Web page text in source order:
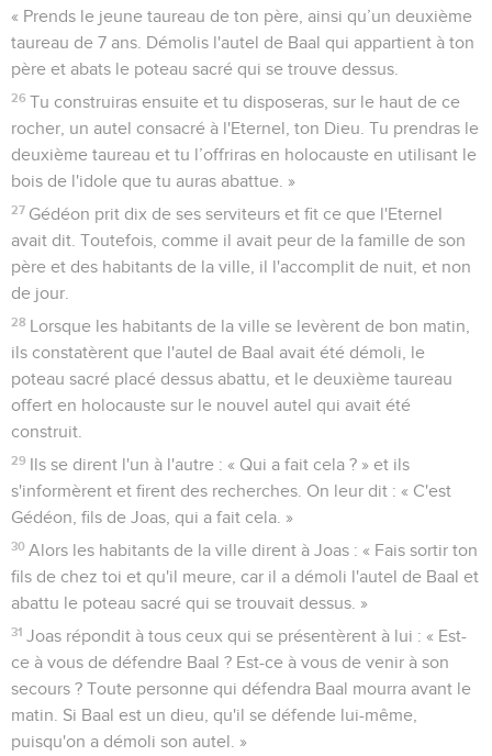
« Prends le jeune taureau de ton père, ainsi qu’un deuxième
taureau de 7 ans. Démolis l'autel de Baal qui appartient à ton
père et abats le poteau sacré qui se trouve dessus.
26 Tu construiras ensuite et tu disposeras, sur le haut de ce
rocher, un autel consacré à l'Eternel, ton Dieu. Tu prendras le
deuxième taureau et tu l’offriras en holocauste en utilisant le
bois de l'idole que tu auras abattue. »
27 Gédéon prit dix de ses serviteurs et fit ce que l'Eternel
avait dit. Toutefois, comme il avait peur de la famille de son
père et des habitants de la ville, il l'accomplit de nuit, et non
de jour.
28 Lorsque les habitants de la ville se levèrent de bon matin,
ils constatèrent que l'autel de Baal avait été démoli, le
poteau sacré placé dessus abattu, et le deuxième taureau
offert en holocauste sur le nouvel autel qui avait été
construit.
29 Ils se dirent l'un à l'autre : « Qui a fait cela ? » et ils
s'informèrent et firent des recherches. On leur dit : « C'est
Gédéon, fils de Joas, qui a fait cela. »
30 Alors les habitants de la ville dirent à Joas : « Fais sortir ton
fils de chez toi et qu'il meure, car il a démoli l'autel de Baal et
abattu le poteau sacré qui se trouvait dessus. »
31 Joas répondit à tous ceux qui se présentèrent à lui : « Est-
ce à vous de défendre Baal ? Est-ce à vous de venir à son
secours ? Toute personne qui défendra Baal mourra avant le
matin. Si Baal est un dieu, qu'il se défende lui-même,
puisqu'on a démoli son autel. »